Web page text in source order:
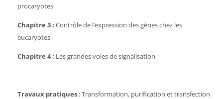
procaryotes
Chapitre 3 : Contrôle de l’expression des gènes chez les
eucaryotes
Chapitre 4 : Les grandes voies de signalisation
Travaux pratiques : Transformation, purification et transfection